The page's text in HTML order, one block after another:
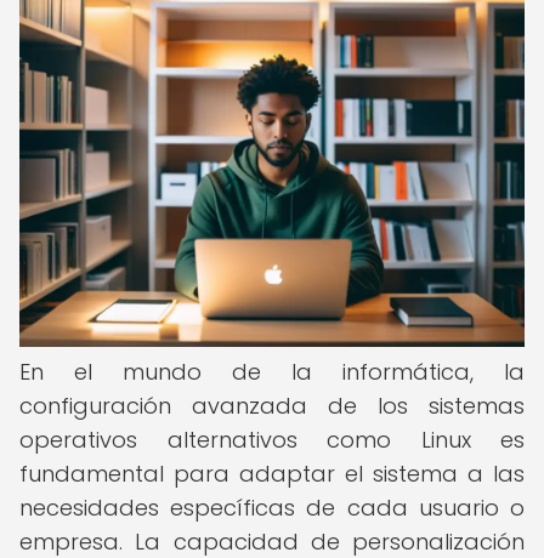
En el mundo de la informática, la
configuración avanzada de los sistemas
operativos alternativos como Linux es
fundamental para adaptar el sistema a las
necesidades específicas de cada usuario o
empresa. La capacidad de personalización